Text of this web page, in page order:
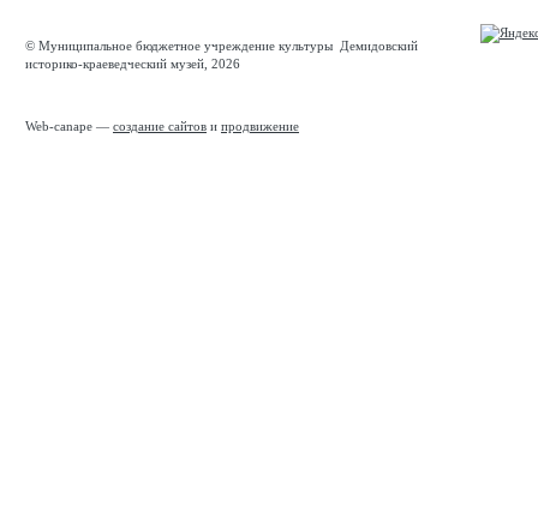
© Муниципальное бюджетное учреждение культуры Демидовский
историко-краеведческий музей, 2026
Web-canape — создание сайтов и продвижение